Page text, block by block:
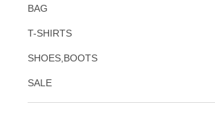
BAG
T-SHIRTS
SHOES,BOOTS
SALE